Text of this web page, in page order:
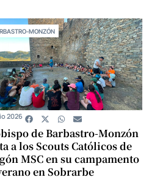
MONZÓN
de Barbastro-Monzón
a los Scouts Católicos de
MSC en su campamento
en Sobrarbe
2026